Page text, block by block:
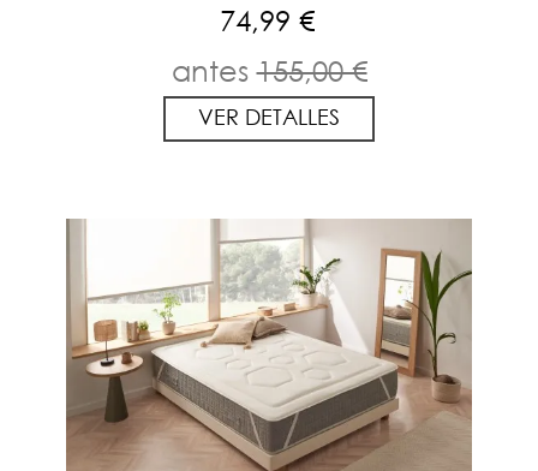
74,99 €
antes155,00 €
VER DETALLES